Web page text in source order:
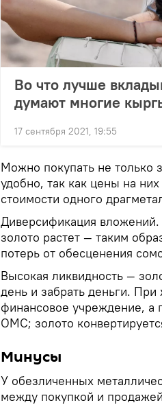
Во что лучше
думают многие
17 сентября 2021, 19:55
Можно покупать не только
удобно, так как цены на
стоимости одного
Диверсификация вложений.
золото растет — таким
потерь от обесценения
Высокая ликвидность —
день и забрать деньги.
финансовое учреждение, а
ОМС; золото
Минусы
У обезличенных
между покупкой и